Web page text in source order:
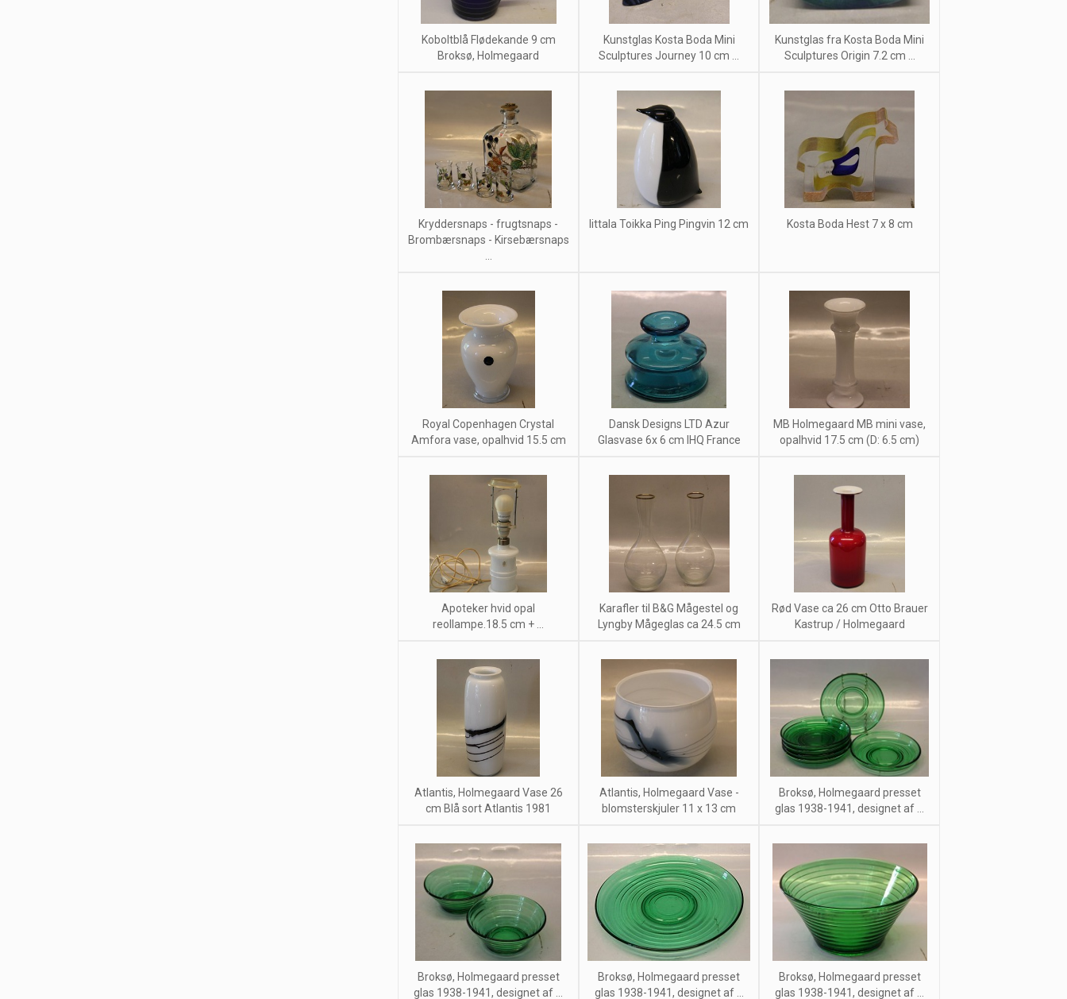
Koboltblå Flødekande 9 cm
Broksø, Holmegaard
Kunstglas Kosta Boda Mini
Sculptures Journey 10 cm ...
Kunstglas fra Kosta Boda Mini
Sculptures Origin 7.2 cm ...
Kryddersnaps - frugtsnaps -
Brombærsnaps - Kirsebærsnaps
Iittala Toikka Ping Pingvin 12 cm Kosta Boda Hest 7 x 8 cm
Royal Copenhagen Crystal
Amfora vase, opalhvid 15.5 cm
Dansk Designs LTD Azur
Glasvase 6x 6 cm IHQ France
MB Holmegaard MB mini vase,
opalhvid 17.5 cm (D: 6.5 cm)
Apoteker hvid opal
reollampe.18.5 cm + ...
Karafler til B&G Mågestel og
Lyngby Mågeglas ca 24.5 cm
Rød Vase ca 26 cm Otto Brauer
Kastrup / Holmegaard
Atlantis, Holmegaard Vase 26
cm Blå sort Atlantis 1981
Atlantis, Holmegaard Vase -
blomsterskjuler 11 x 13 cm
Broksø, Holmegaard presset
glas 1938-1941, designet af ...
Broksø, Holmegaard presset
glas 1938-1941, designet af ...
Broksø, Holmegaard presset
glas 1938-1941, designet af ...
Broksø, Holmegaard presset
glas 1938-1941, designet af ...